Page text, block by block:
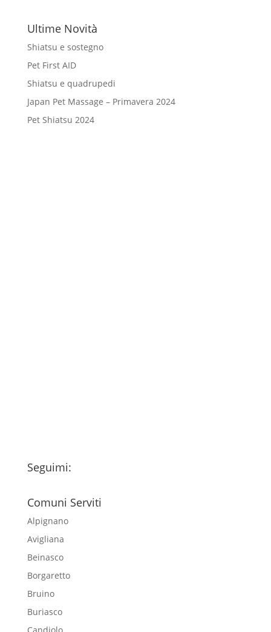
Ultime Novità
Shiatsu e sostegno
Pet First AID
Shiatsu e quadrupedi
Japan Pet Massage – Primavera 2024
Pet Shiatsu 2024
Seguimi:
Comuni Serviti
Alpignano
Avigliana
Beinasco
Borgaretto
Bruino
Buriasco
Candiolo